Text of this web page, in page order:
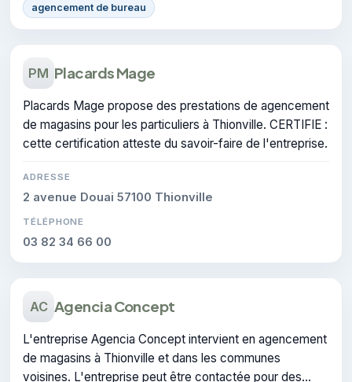
agencement de bureau
PM Placards Mage
Placards Mage propose des prestations de agencement
de magasins pour les particuliers à Thionville. CERTIFIE :
cette certification atteste du savoir-faire de l'entreprise.
ADRESSE
2 avenue Douai 57100 Thionville
TÉLÉPHONE
03 82 34 66 00
AC Agencia Concept
L'entreprise Agencia Concept intervient en agencement
de magasins à Thionville et dans les communes
voisines. L'entreprise peut être contactée pour des